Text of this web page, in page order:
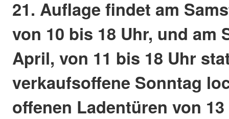
21. Auflage findet am
von 10 bis 18 Uhr, und am
April, von 11 bis 18 Uhr
verkaufsoffene Sonntag
offenen Ladentüren von